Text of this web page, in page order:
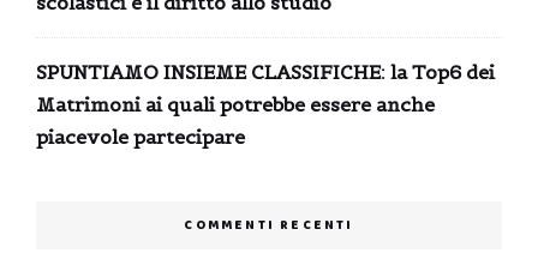
SPUNTIAMO INSIEME CLASSIFICHE: la Top6 dei
Matrimoni ai quali potrebbe essere anche
piacevole partecipare
COMMENTI RECENTI